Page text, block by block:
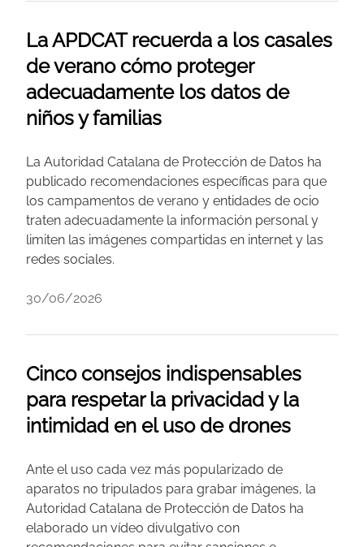
La APDCAT recuerda a los casales
de verano cómo proteger
adecuadamente los datos de
niños y familias
La Autoridad Catalana de Protección de Datos ha
publicado recomendaciones específicas para que
los campamentos de verano y entidades de ocio
traten adecuadamente la información personal y
limiten las imágenes compartidas en internet y las
redes sociales.
30/06/2026
Cinco consejos indispensables
para respetar la privacidad y la
intimidad en el uso de drones
Ante el uso cada vez más popularizado de
aparatos no tripulados para grabar imágenes, la
Autoridad Catalana de Protección de Datos ha
elaborado un vídeo divulgativo con